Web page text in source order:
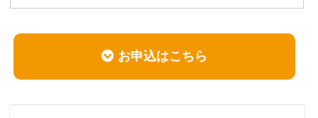
お申込はこちら